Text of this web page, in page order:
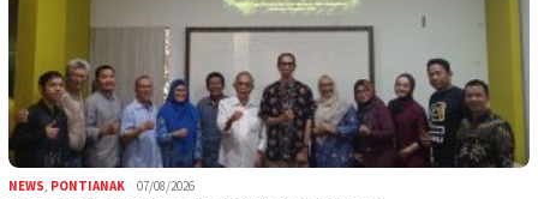
NEWS, PONTIANAK 07/08/2026